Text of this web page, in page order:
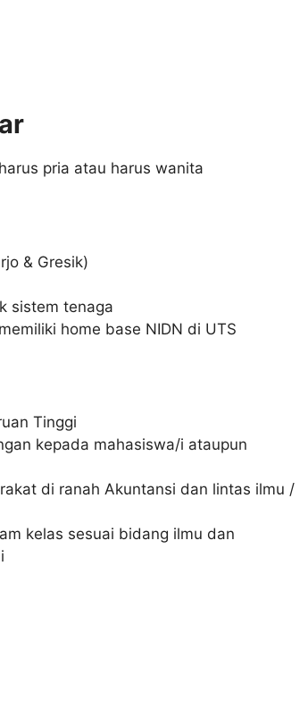
pria atau harus wanita
& Gresik)
sistem tenaga
home base NIDN di UTS
Tinggi
kepada mahasiswa/i ataupun
di ranah Akuntansi dan lintas ilmu /
kelas sesuai bidang ilmu dan